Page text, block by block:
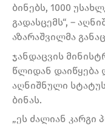
ბინებს, 1000
გადასცემს“, –
აზარაშვილმა
ჯანდაცვის
წლიდან დაიწყება
აღნიშნული
ბინას.
„ეს ძალიან კარგი